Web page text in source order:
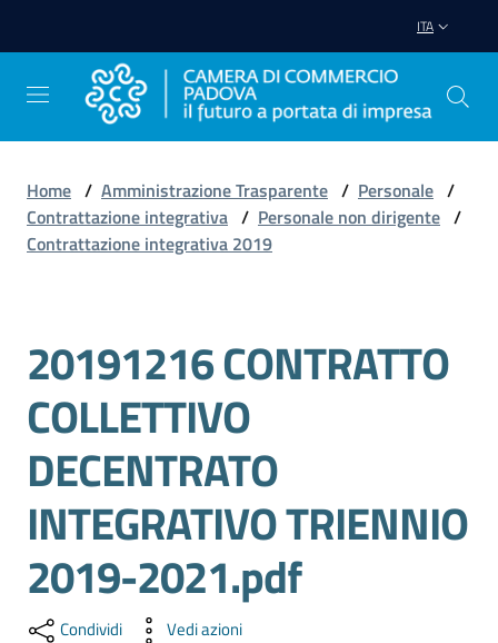
ITA
Avviare
Impresa
Impresa
Promuovere
Impresa
e
territorio
Tutelare
Home / Amministrazione Trasparente / Personale /
Contrattazione integrativa / Personale non dirigente /
Contrattazione integrativa 2019
Salta al contenuto
20191216 CONTRATTO
COLLETTIVO
DECENTRATO
INTEGRATIVO TRIENNIO
2019-2021.pdf
Condividi Vedi azioni